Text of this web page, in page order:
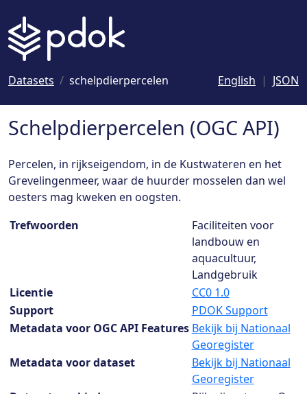
Datasets schelpdierpercelen English JSON
Schelpdierpercelen (OGC API)
Percelen, in rijkseigendom, in de Kustwateren en het
Grevelingenmeer, waar de huurder mosselen dan wel
oesters mag kweken en oogsten.
Dataset details
Trefwoorden
Faciliteiten voor
landbouw en
aquacultuur,
Landgebruik
Licentie
CC0 1.0
Support
PDOK Support
Metadata voor OGC API Features Bekijk bij Nationaal
Georegister
Metadata voor dataset
Bekijk bij Nationaal
Georegister